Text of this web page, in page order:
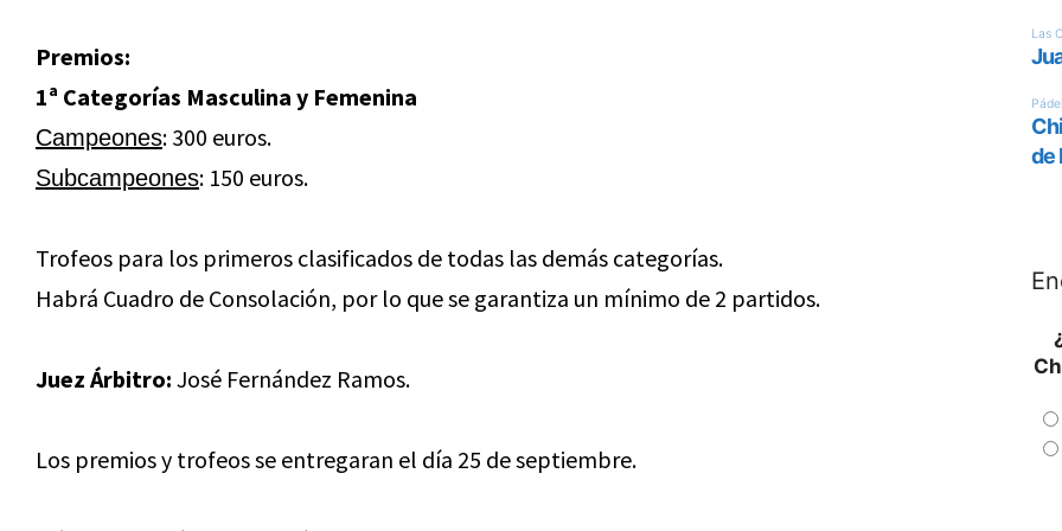
Premios:
1ª Categorías Masculina y Femenina
Campeones: 300 euros.
Subcampeones: 150 euros.
Trofeos para los primeros clasificados de todas las demás categorías.
Habrá Cuadro de Consolación, por lo que se garantiza un mínimo de 2 partidos.
Juez Árbitro: José Fernández Ramos.
Los premios y trofeos se entregaran el día 25 de septiembre.